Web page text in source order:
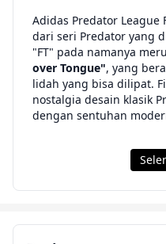
Adidas Predator League
dari seri Predator yang
"FT" pada namanya
over Tongue", yang
lidah yang bisa dilipat.
nostalgia desain klasik
dengan sentuhan